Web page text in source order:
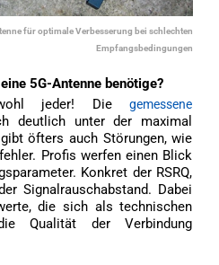
für optimale Verbesserung bei schlechten
Empfangsbedingungen
5G-Antenne benötige?
jeder! Diegemessene
deutlich unter der maximal
öfters auch Störungen, wie
Profis werfen einen Blick
Konkret der RSRQ,
Signalrauschabstand. Dabei
die sich als technischen
Qualität der Verbindung